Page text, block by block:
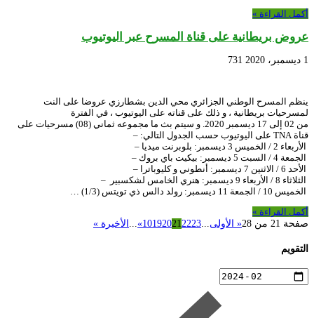
أكمل القراءة »
عروض بريطانية على قناة المسرح عبر اليوتيوب
1 ديسمبر، 2020 731
ينظم المسرح الوطني الجزائري محي الدين بشطارزي عروضا على النت
لمسرحيات بريطانية ، و ذلك على قناته على اليوتيوب ، في الفترة
من 02 إلى 17 ديسمبر 2020. و سيتم بث ما مجموعه ثماني (08) مسرحيات على
قناة TNA على اليوتيوب حسب الجدول التالي: –
الأربعاء 2 / الخميس 3 ديسمبر: بلوبرنت ميديا –
الجمعة 4 / السبت 5 ديسمبر: بيكيت باي بروك –
الأحد 6 / الاثنين 7 ديسمبر: أنطوني و كليوباترا –
الثلاثاء 8 / الأربعاء 9 ديسمبر: هنري الخامس لشكسبير –
الخميس 10 / الجمعة 11 ديسمبر: رولد دالس ذي تويتس (1/3) …
أكمل القراءة »
صفحة 21 من 28
« الأولى...
101920212223
»
... الأخيرة »
التقويم